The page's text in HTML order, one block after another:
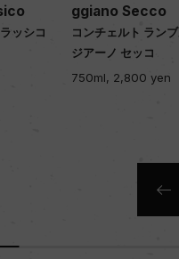
ッシコ
ggiano Secco
コンチェルト ラン
ジアーノ セッコ
750ml, 2,800 yen